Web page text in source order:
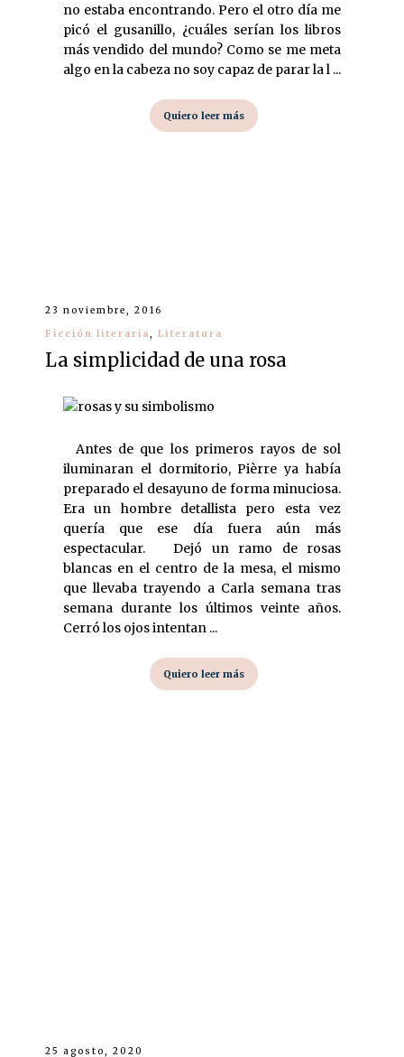
no estaba encontrando. Pero el otro día me
picó el gusanillo, ¿cuáles serían los libros
más vendido del mundo? Como se me meta
algo en la cabeza no soy capaz de parar la l ...
Quiero leer más
23 noviembre, 2016
Ficción literaria, Literatura
La simplicidad de una rosa
Antes de que los primeros rayos de sol
iluminaran el dormitorio, Pièrre ya había
preparado el desayuno de forma minuciosa.
Era un hombre detallista pero esta vez
quería que ese día fuera aún más
espectacular. Dejó un ramo de rosas
blancas en el centro de la mesa, el mismo
que llevaba trayendo a Carla semana tras
semana durante los últimos veinte años.
Cerró los ojos intentan ...
Quiero leer más
25 agosto, 2020